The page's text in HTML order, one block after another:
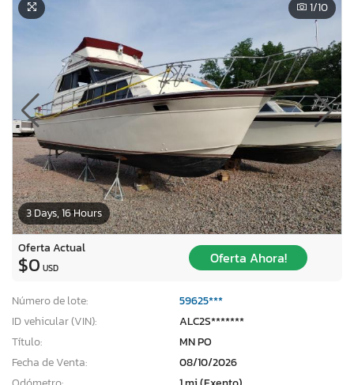
3 Days, 16 Hours
1/10
Oferta Actual
$0 USD
Oferta Ahora!
Número de lote:
59625***
ID vehicular (VIN):
ALC2S*******
Título:
MN PO
Fecha de Venta:
08/10/2026